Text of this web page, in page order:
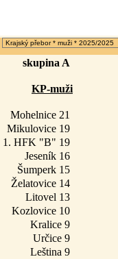
skupina A
KP-muži
Mohelnice 21
Mikulovice 19
1. HFK "B" 19
Jeseník 16
Šumperk 15
Želatovice 14
Litovel 13
Kozlovice 10
Kralice 9
Určice 9
Leština 9